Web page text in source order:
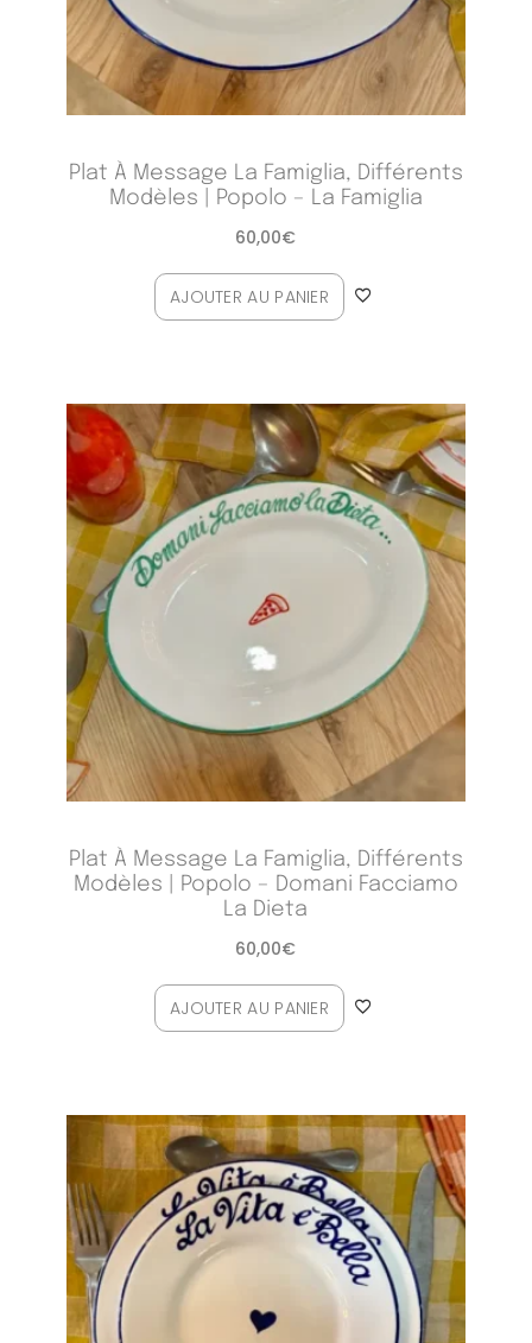
Plat À Message La Famiglia, Différents
Modèles | Popolo – La Famiglia
60,00€
AJOUTER AU PANIER
Plat À Message La Famiglia, Différents
Modèles | Popolo – Domani Facciamo
La Dieta
60,00€
AJOUTER AU PANIER